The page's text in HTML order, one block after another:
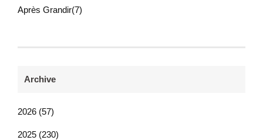
Après Grandir(7)
Archive
2026 (57)
2025 (230)